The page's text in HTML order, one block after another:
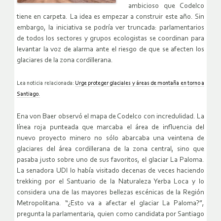
ambicioso que Codelco
tiene en carpeta. La idea es empezar a construir este año. Sin
embargo, la iniciativa se podría ver truncada: parlamentarios
de todos los sectores y grupos ecologistas se coordinan para
levantar la voz de alarma ante el riesgo de que se afecten los
glaciares de la zona cordillerana.
Lea noticia relacionada: Urge proteger glaciales y áreas de montaña en torno a
Santiago.
Ena von Baer observó el mapa de Codelco con incredulidad. La
línea roja punteada que marcaba el área de influencia del
nuevo proyecto minero no sólo abarcaba una veintena de
glaciares del área cordillerana de la zona central, sino que
pasaba justo sobre uno de sus favoritos, el glaciar La Paloma.
La senadora UDI lo había visitado decenas de veces haciendo
trekking por el Santuario de la Naturaleza Yerba Loca y lo
considera una de las mayores bellezas escénicas de la Región
Metropolitana. “¿Esto va a afectar el glaciar La Paloma?”,
pregunta la parlamentaria, quien como candidata por Santiago